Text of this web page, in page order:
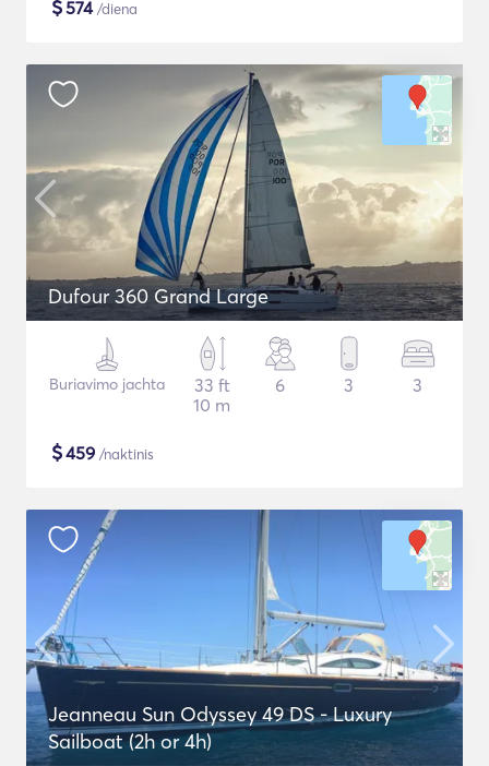
$574/diena
Dufour 360 Grand Large
Buriavimo jachta
33 ft
10 m
6 3 3
$459 /naktinis
Jeanneau Sun Odyssey 49 DS - Luxury
Sailboat (2h or 4h)